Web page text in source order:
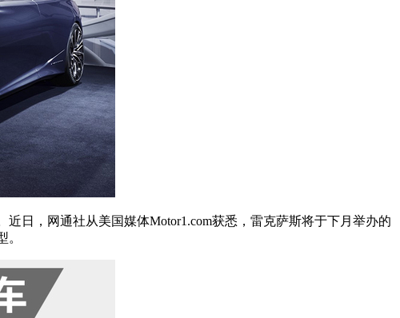
日，网通社从美国媒体Motor1.com获悉，雷克萨斯将于下月举办的
。